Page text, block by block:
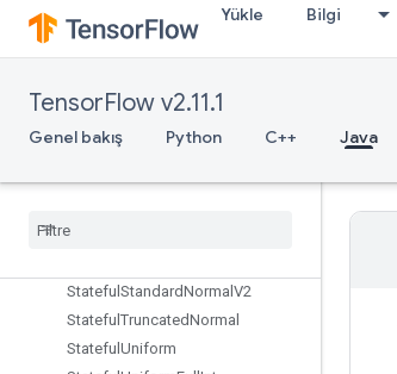
Yükle Bilgi
TensorFlow v2.11.1
Genel bakış Python C++ Java
SplitV
Squeeze
StageClear
Stateful
Stateful StandardNormal V2
Stateful TruncatedNormal
Stateful Uniform